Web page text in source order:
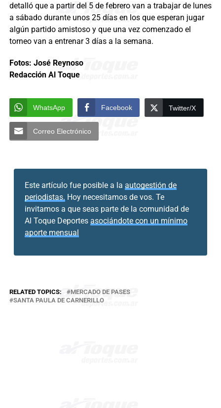
detalló que a partir del 5 de febrero van a trabajar de lunes
a sábado durante unos 25 días en los que esperan jugar
algún partido amistoso y que una vez comenzado el
torneo van a entrenar 3 días a la semana.
Fotos: José Reynoso
Redacción Al Toque
WhatsApp Facebook Twitter/X
Correo Electrónico
Este artículo fue posible a la autogestión de
periodistas. Hoy necesitamos de vos. Te
invitamos a que seas parte de la comunidad de
Al Toque Deportes asociándote con un mínimo
aporte mensual
RELATED TOPICS:
MERCADO DE PASES
SANTA PAULA DE CARNERILLO